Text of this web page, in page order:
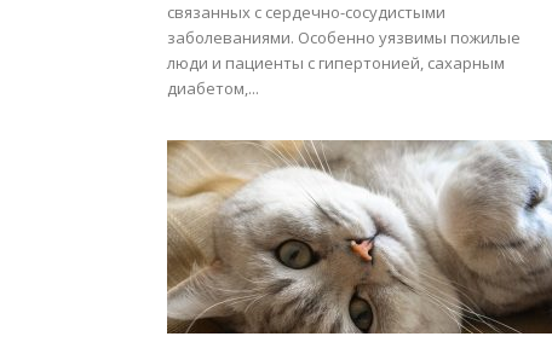
связанных с сердечно-сосудистыми
заболеваниями. Особенно уязвимы пожилые
люди и пациенты с гипертонией, сахарным
диабетом,...